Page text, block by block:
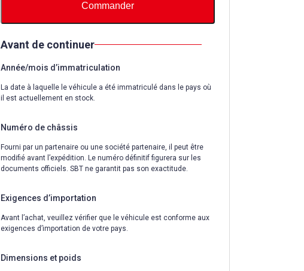
Commander
Avant de continuer
Année/mois d’immatriculation
La date à laquelle le véhicule a été immatriculé dans le pays où
il est actuellement en stock.
Numéro de châssis
Fourni par un partenaire ou une société partenaire, il peut être
modifié avant l’expédition. Le numéro définitif figurera sur les
documents officiels. SBT ne garantit pas son exactitude.
Exigences d’importation
Avant l’achat, veuillez vérifier que le véhicule est conforme aux
exigences d’importation de votre pays.
Dimensions et poids